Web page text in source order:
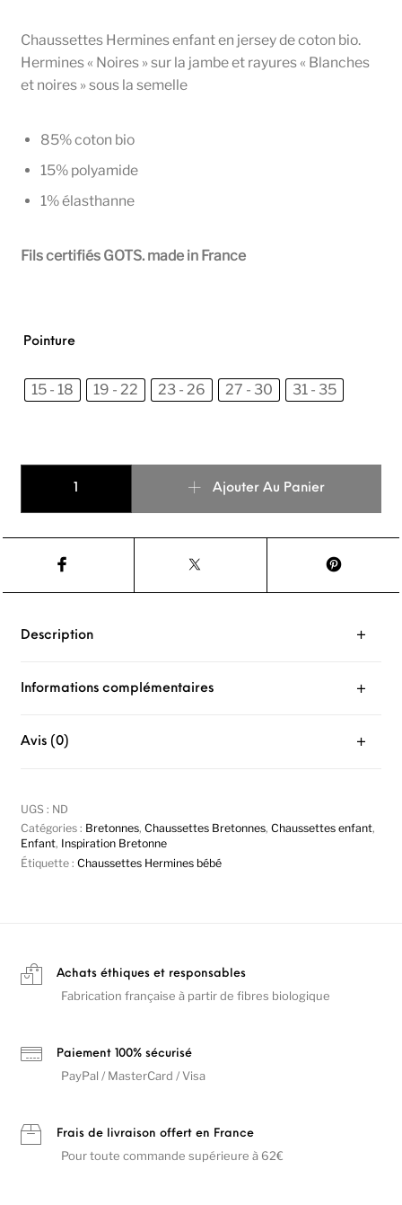
Chaussettes Hermines enfant en jersey de coton bio.
Hermines « Noires » sur la jambe et rayures « Blanches
et noires » sous la semelle
85% coton bio
15% polyamide
1% élasthanne
Fils certifiés GOTS. made in France
Pointure
15 - 18 19 - 22 23 - 26 27 - 30 31 - 35
Ajouter Au Panier
Description
Informations complémentaires
Avis (0)
UGS : ND
Catégories : Bretonnes, Chaussettes Bretonnes, Chaussettes enfant,
Enfant, Inspiration Bretonne
Étiquette : Chaussettes Hermines bébé
Achats éthiques et responsables
Fabrication française à partir de fibres biologique
Paiement 100% sécurisé
PayPal / MasterCard / Visa
Frais de livraison offert en France
Pour toute commande supérieure à 62€